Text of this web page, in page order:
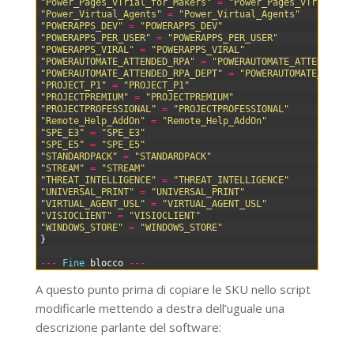
"Power_Pages_vTrial_for_Makers" =
"Power_Virtual_Agents" =
"Power_Virtual_Agents"
"POWERAPPS_DEV" =
"POWERAPPS_DEV"
"POWERAPPS_PER_USER" =
"POWERAPPS_PER_USER"
"POWERAPPS_VIRAL" =
"POWERAPPS_VIRAL"
"POWERAUTOMATE_ATTENDED_RPA" =
"POWERAUTOMATE_ATTENDED_RPA_DEPT" =
"PROJECT_P1" =
"PROJECT_P1"
"PROJECTPREMIUM" =
"PROJECTPREMIUM"
"PROJECTPROFESSIONAL" =
"PROJECTPROFESSIONAL"
"Remote_Help_AddOn" =
"Remote_Help_AddOn"
"SPE_E3" =
"SPE_E3"
"SPE_E5" =
"SPE_E5"
"STANDARDPACK" =
"STANDARDPACK"
"STREAM" =
"STREAM"
"THREAT_INTELLIGENCE" =
"THREAT_INTELLIGENCE"
"UNIVERSAL_PRINT" =
"UNIVERSAL_PRINT"
"VIRTUAL_AGENT_USL" =
"VIRTUAL_AGENT_USL"
"VISIOCLIENT" =
"VISIOCLIENT"
"WINDOWS_STORE" =
"WINDOWS_STORE"
}
-- - Fine blocco -- -
A questo punto prima di copiare le SKU nello script
modificarle mettendo a destra dell’uguale una
descrizione parlante del software: